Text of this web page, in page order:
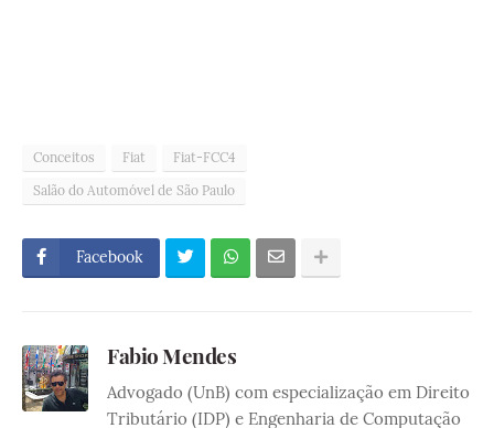
Conceitos Fiat
Fiat-FCC4
Salão do Automóvel de São Paulo
Facebook
Fabio Mendes
Advogado (UnB) com especialização em Direito
Tributário (IDP) e Engenharia de Computação